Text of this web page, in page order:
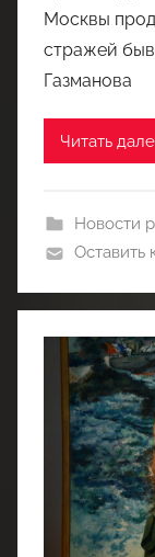
Москвы
стражей
Газманова
Читать
Новости
Оставить